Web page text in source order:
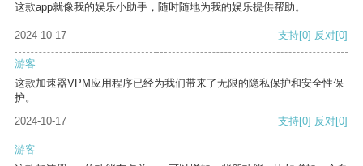
这款app就像我的娱乐小助手，随时随地为我的娱乐提供帮助。
2024-10-17 支持[0] 反对[0]
游客
这款加速器VPM应用程序已经为我们带来了无限的隐私保护和安全性保
护。
2024-10-17
支持[0] 反对[0]
游客